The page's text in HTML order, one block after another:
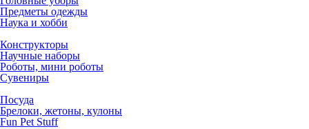
Предметы одежды
Наука и хобби
Конструкторы
Научные наборы
Роботы, мини роботы
Сувениры
Посуда
Брелоки, жетоны, кулоны
Fun Pet Stuff